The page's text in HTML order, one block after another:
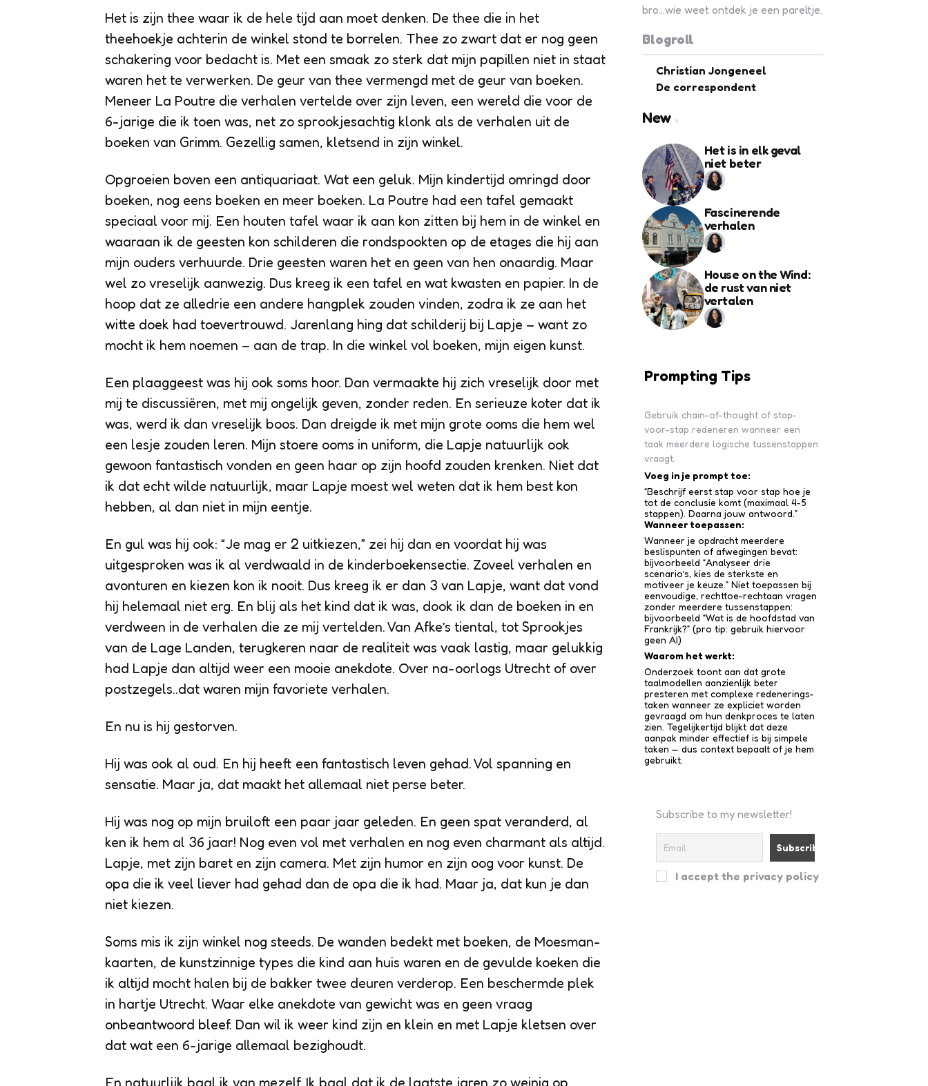
Het is zijn thee waar ik de hele tijd aan moet denken. De thee die in het
theehoekje achterin de winkel stond te borrelen. Thee zo zwart dat er nog geen
schakering voor bedacht is. Met een smaak zo sterk dat mijn papillen niet in staat
waren het te verwerken. De geur van thee vermengd met de geur van boeken.
Meneer La Poutre die verhalen vertelde over zijn leven, een wereld die voor de
6-jarige die ik toen was, net zo sprookjesachtig klonk als de verhalen uit de
boeken van Grimm. Gezellig samen, kletsend in zijn winkel.
Opgroeien boven een antiquariaat. Wat een geluk. Mijn kindertijd omringd door
boeken, nog eens boeken en meer boeken. La Poutre had een tafel gemaakt
speciaal voor mij. Een houten tafel waar ik aan kon zitten bij hem in de winkel en
waaraan ik de geesten kon schilderen die rondspookten op de etages die hij aan
mijn ouders verhuurde. Drie geesten waren het en geen van hen onaardig. Maar
wel zo vreselijk aanwezig. Dus kreeg ik een tafel en wat kwasten en papier. In de
hoop dat ze alledrie een andere hangplek zouden vinden, zodra ik ze aan het
witte doek had toevertrouwd. Jarenlang hing dat schilderij bij Lapje – want zo
mocht ik hem noemen – aan de trap. In die winkel vol boeken, mijn eigen kunst.
Een plaaggeest was hij ook soms hoor. Dan vermaakte hij zich vreselijk door met
mij te discussiëren, met mij ongelijk geven, zonder reden. En serieuze koter dat ik
was, werd ik dan vreselijk boos. Dan dreigde ik met mijn grote ooms die hem wel
een lesje zouden leren. Mijn stoere ooms in uniform, die Lapje natuurlijk ook
gewoon fantastisch vonden en geen haar op zijn hoofd zouden krenken. Niet dat
ik dat echt wilde natuurlijk, maar Lapje moest wel weten dat ik hem best kon
hebben, al dan niet in mijn eentje.
En gul was hij ook: “Je mag er 2 uitkiezen,” zei hij dan en voordat hij was
uitgesproken was ik al verdwaald in de kinderboekensectie. Zoveel verhalen en
avonturen en kiezen kon ik nooit. Dus kreeg ik er dan 3 van Lapje, want dat vond
hij helemaal niet erg. En blij als het kind dat ik was, dook ik dan de boeken in en
verdween in de verhalen die ze mij vertelden. Van Afke’s tiental, tot Sprookjes
van de Lage Landen, terugkeren naar de realiteit was vaak lastig, maar gelukkig
had Lapje dan altijd weer een mooie anekdote. Over na-oorlogs Utrecht of over
postzegels..dat waren mijn favoriete verhalen.
En nu is hij gestorven.
Hij was ook al oud. En hij heeft een fantastisch leven gehad. Vol spanning en
sensatie. Maar ja, dat maakt het allemaal niet perse beter.
Hij was nog op mijn bruiloft een paar jaar geleden. En geen spat veranderd, al
ken ik hem al 36 jaar! Nog even vol met verhalen en nog even charmant als altijd.
Lapje, met zijn baret en zijn camera. Met zijn humor en zijn oog voor kunst. De
opa die ik veel liever had gehad dan de opa die ik had. Maar ja, dat kun je dan
niet kiezen.
Soms mis ik zijn winkel nog steeds. De wanden bedekt met boeken, de Moesman-
kaarten, de kunstzinnige types die kind aan huis waren en de gevulde koeken die
ik altijd mocht halen bij de bakker twee deuren verderop. Een beschermde plek
in hartje Utrecht. Waar elke anekdote van gewicht was en geen vraag
onbeantwoord bleef. Dan wil ik weer kind zijn en klein en met Lapje kletsen over
dat wat een 6-jarige allemaal bezighoudt.
bro...wie weet ontdek je een pareltje.
Blogroll
Christian Jongeneel
De correspondent
New
Het is in elk geval
niet beter
Fascinerende
verhalen
House on the Wind:
de rust van niet
vertalen
Prompting Tips
Gebruik chain-of-thought of stap-
voor-stap redeneren wanneer een
taak meerdere logische tussenstappen
vraagt.
Voeg in je prompt toe:
“Beschrijf eerst stap voor stap hoe je
tot de conclusie komt (maximaal 4-5
stappen). Daarna jouw antwoord.”
Wanneer toepassen:
Wanneer je opdracht meerdere
beslispunten of afwegingen bevat:
bijvoorbeeld “Analyseer drie
scenario’s, kies de sterkste en
motiveer je keuze.” Niet toepassen bij
eenvoudige, rechttoe-recht­aan vragen
zonder meerdere tussen­stappen:
bijvoorbeeld “Wat is de hoofdstad van
Frankrijk?” (pro tip: gebruik hiervoor
geen AI)
Waarom het werkt:
Onderzoek toont aan dat grote
taalmodellen aanzienlijk beter
presteren met complexe redenerings­
taken wanneer ze expliciet worden
gevraagd om hun denkproces te laten
zien. Tegelijkertijd blijkt dat deze
aanpak minder effectief is bij simpele
taken — dus context bepaalt of je hem
gebruikt.
Subscribe to my newsletter!
I accept the privacy policy